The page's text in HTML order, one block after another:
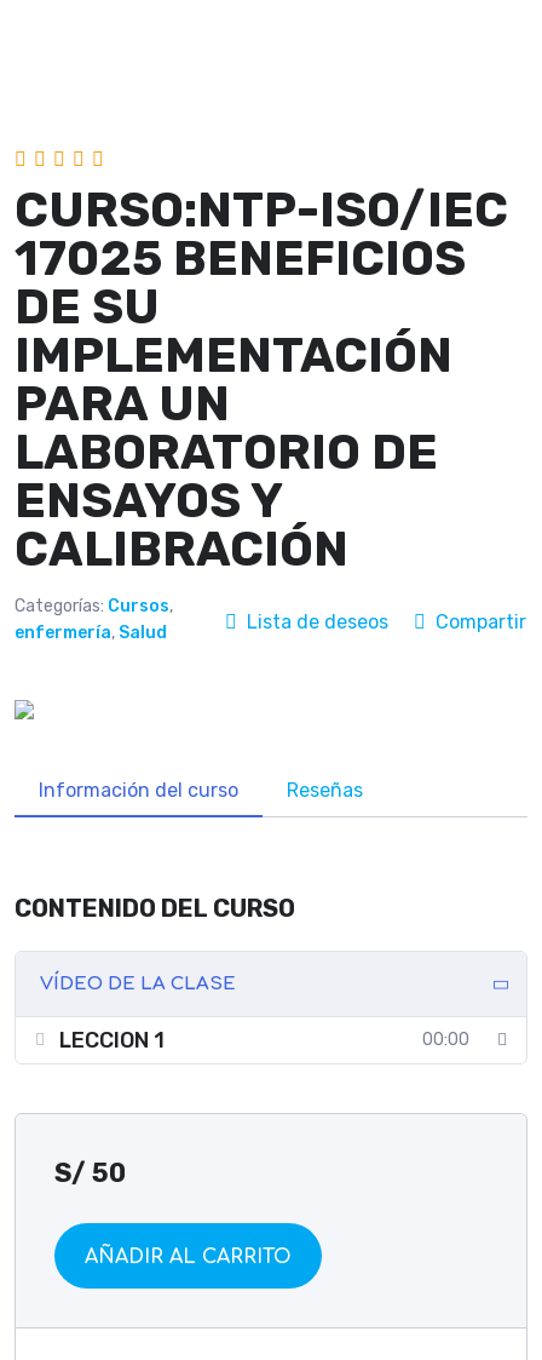
CURSO:NTP-ISO/IEC
17025 BENEFICIOS
DE SU
IMPLEMENTACIÓN
PARA UN
LABORATORIO DE
ENSAYOS Y
CALIBRACIÓN
Categorías: Cursos,
enfermería, Salud Lista de deseos Compartir
Información del curso Reseñas
CONTENIDO DEL CURSO
VÍDEO DE LA CLASE
LECCION 1 00:00
S/ 50
AÑADIR AL CARRITO